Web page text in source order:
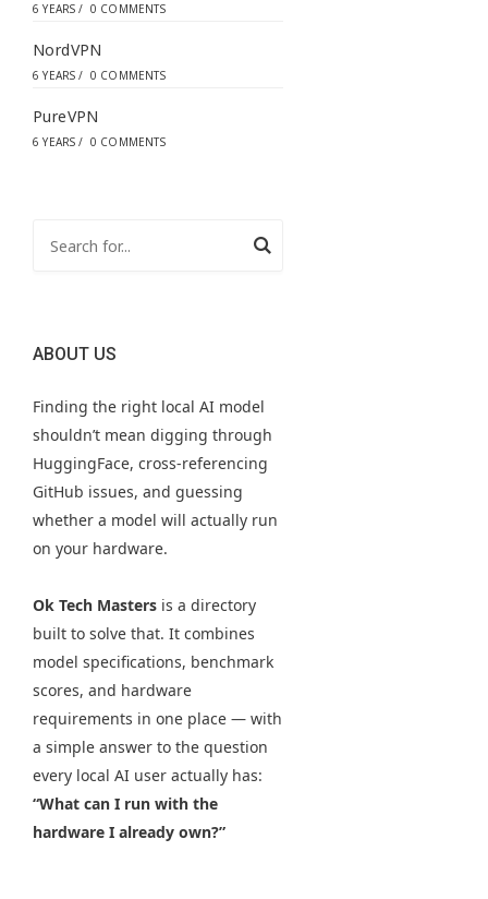
6 YEARS / 0 COMMENTS
NordVPN
6 YEARS / 0 COMMENTS
PureVPN
6 YEARS / 0 COMMENTS
ABOUT US
Finding the right local AI model
shouldn’t mean digging through
HuggingFace, cross-referencing
GitHub issues, and guessing
whether a model will actually run
on your hardware.
Ok Tech Masters is a directory
built to solve that. It combines
model specifications, benchmark
scores, and hardware
requirements in one place — with
a simple answer to the question
every local AI user actually has:
“What can I run with the
hardware I already own?”